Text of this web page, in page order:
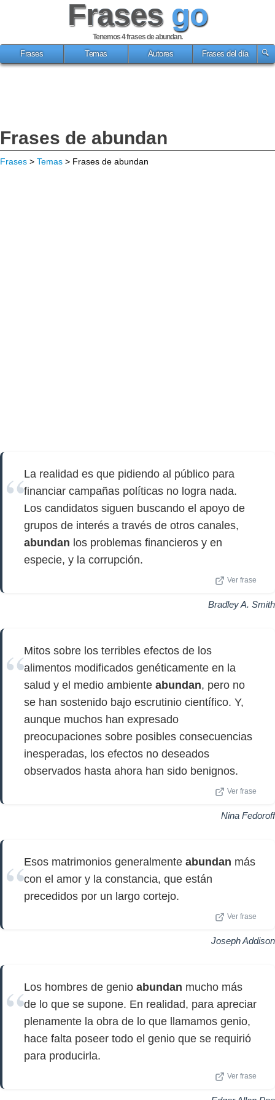
Frases go
Tenemos 4frases de abundan.
Frases
Temas Autores Frases del día
Frases de abundan
Frases > Temas > Frases de abundan
La realidad es que pidiendo al público para
financiar campañas políticas no logra nada.
Los candidatos siguen buscando el apoyo de
grupos de interés a través de otros canales,
abundan los problemas financieros y en
especie, y la corrupción.
Ver frase
Bradley A. Smith
Mitos sobre los terribles efectos de los
alimentos modificados genéticamente en la
salud y el medio ambiente abundan, pero no
se han sostenido bajo escrutinio científico. Y,
aunque muchos han expresado
preocupaciones sobre posibles consecuencias
inesperadas, los efectos no deseados
observados hasta ahora han sido benignos.
Ver frase
Nina Fedoroff
Esos matrimonios generalmente abundan más
con el amor y la constancia, que están
precedidos por un largo cortejo.
Ver frase
Joseph Addison
Los hombres de genio abundan mucho más
de lo que se supone. En realidad, para apreciar
plenamente la obra de lo que llamamos genio,
hace falta poseer todo el genio que se requirió
para producirla.
Ver frase